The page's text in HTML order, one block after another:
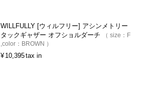
WILLFULLY [ウィルフリー] アシンメトリー
タックギャザー オフショルダーチ
size： F
color： BROWN
¥ 10,395tax in